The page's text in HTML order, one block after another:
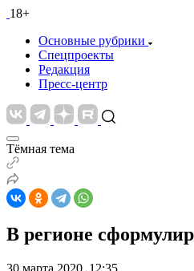
18+
Основные рубрики
Спецпроекты
Редакция
Пресс-центр
Тёмная тема
В регионе
30 марта 2020, 12:35